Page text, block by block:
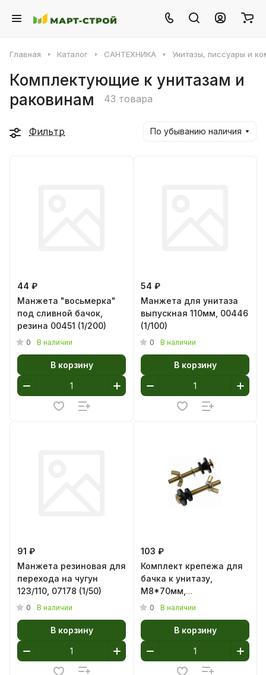
Главная Каталог САНТЕХНИКА Унитазы, писсуары и
Комплектующие к унитазам и
раковинам
43 товара
Фильтр По убыванию наличия
44 ₽
Манжета "восьмерка"
под сливной бачок,
резина 00451 (1/200)
0 В наличии
В корзину
54 ₽
Манжета для унитаза
выпускная 110мм, 00446
(1/100)
0 В наличии
В корзину
91 ₽
Манжета резиновая для
перехода на чугун
123/110, 07178 (1/50)
0 В наличии
В корзину
103 ₽
Комплект крепежа для
бачка к унитазу,
М8*70мм,
оцинкованные, гайки
0 В наличии
В корзину